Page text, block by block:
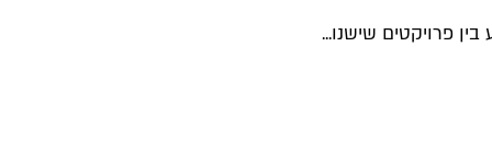
פרויקטים שישנו...